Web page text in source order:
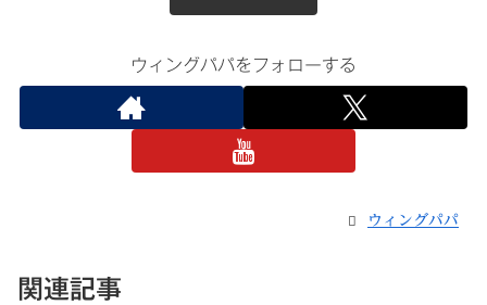
ウィングパパをフォローする
ウィングパパ
関連記事